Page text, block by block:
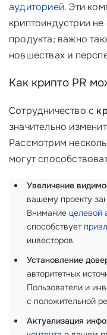
аудиторией. Эти
криптоиндустрии
продукта; важно
новшествах и
Как крипто PR
Сотрудничество с
значительно
Рассмотрим
могут
Увеличение
вашему проекту
Внимание целевой
способствует
инвесторов.
Установление
авторитетных
Пользователи и
с положительной
Актуализация